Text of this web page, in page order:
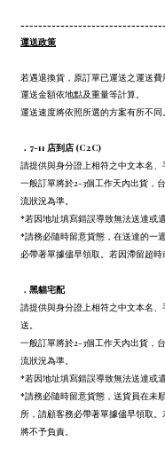
運送政策
若遇退換貨，原訂單已運送之運送費
運送金額依地點及重量等計算。
運送速度將依照所選的方案有所不同。
．7-11 店到店 (C2C)
請提供與身分證上相符之中文本名、
一般訂單將於2-3個工作天內出貨，
流狀況為準。
*若因地址填寫錯誤導致無法送達或
*請務必隨時留意貨態，在送達的一
必帶著單據儘早領取。若因滯留超
． 黑貓宅配
請提供與身分證上相符之中文本名
送。
一般訂單將於2-3個工作天內出貨，
流狀況為準。
*若因地址填寫錯誤導致無法送達或
*請務必隨時留意貨態，送貨員在未
所，請顧客務必帶著單據儘早領取
將不予負責。